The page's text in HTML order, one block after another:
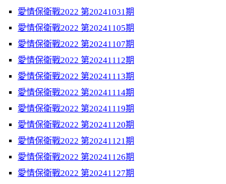
愛情保衛戰2022 第20241031期
愛情保衛戰2022 第20241105期
愛情保衛戰2022 第20241107期
愛情保衛戰2022 第20241112期
愛情保衛戰2022 第20241113期
愛情保衛戰2022 第20241114期
愛情保衛戰2022 第20241119期
愛情保衛戰2022 第20241120期
愛情保衛戰2022 第20241121期
愛情保衛戰2022 第20241126期
愛情保衛戰2022 第20241127期